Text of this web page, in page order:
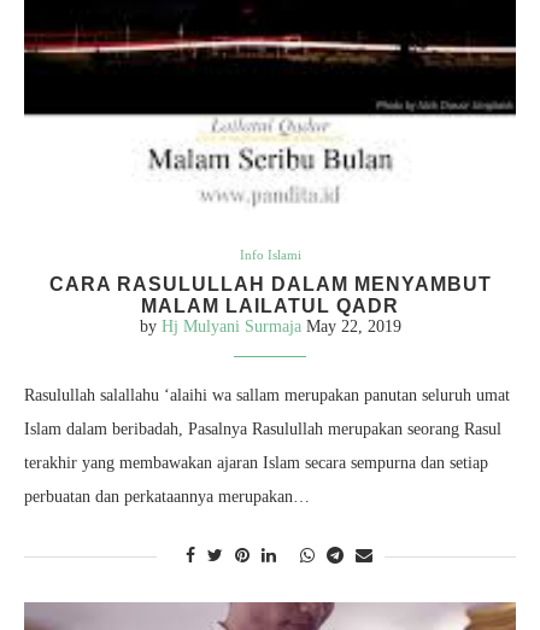
Info Islami
CARA RASULULLAH DALAM MENYAMBUT
MALAM LAILATUL QADR
by Hj Mulyani Surmaja May 22, 2019
Rasulullah salallahu ‘alaihi wa sallam merupakan panutan seluruh umat
Islam dalam beribadah, Pasalnya Rasulullah merupakan seorang Rasul
terakhir yang membawakan ajaran Islam secara sempurna dan setiap
perbuatan dan perkataannya merupakan…